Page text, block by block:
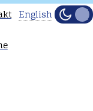
English
Hell